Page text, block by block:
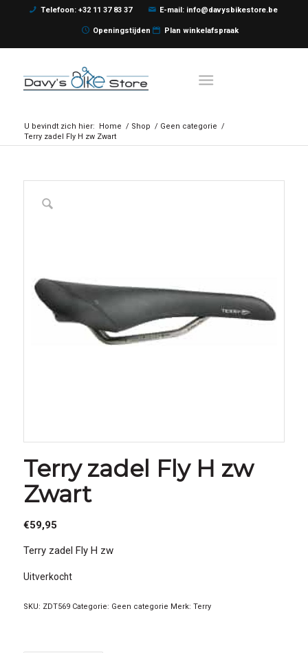
Telefoon: +32 11 37 83 37 E-mail: info@davysbikestore.be
Openingstijden Plan winkelafspraak
U bevindt zich hier: Home / Shop / Geen categorie /
Terry zadel Fly H zw Zwart
Terry zadel Fly H zw
Zwart
€59,95
Terry zadel Fly H zw
Uitverkocht
SKU: ZDT569 Categorie: Geen categorie Merk: Terry